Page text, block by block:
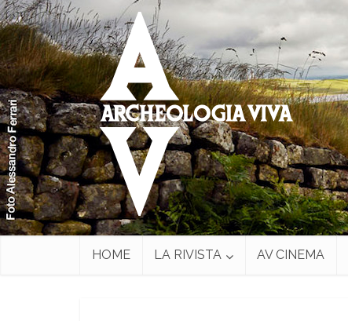
HOME LA RIVISTA AV CINEMA